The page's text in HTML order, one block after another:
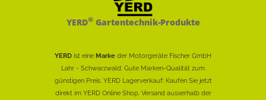
YERD®Gartentechnik-Produkte
YERD ist eine Marke der Motorgeräte Fischer GmbH
Lahr - Schwarzwald: Gute Marken-Qualität zum
günstigen Preis. YERD Lagerverkauf: Kaufen Sie jetzt
direkt im YERD Online Shop. Versand ausserhalb der